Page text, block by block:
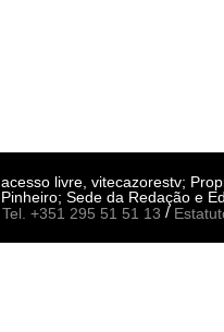
livre, vitecazorestv;
Sede da Redação e
Tel. +351 295 51 51 13 /